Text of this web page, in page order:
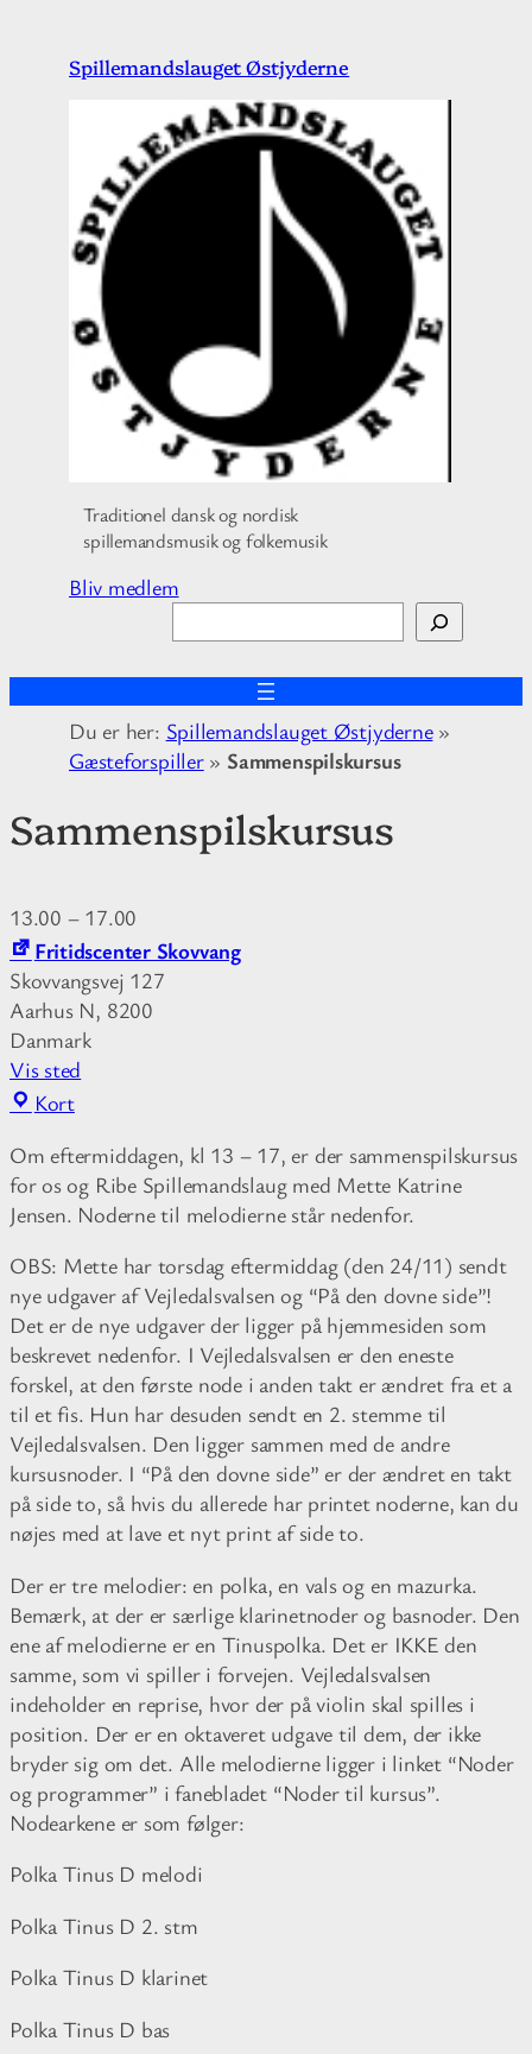
Spillemandslauget Østjyderne
Traditionel dansk og nordisk
spillemandsmusik og folkemusik
Bliv medlem
ø
g
Du er her: Spillemandslauget Østjyderne»
Gæsteforspiller» Sammenspilskursus
Sammenspilskursus
13.00 – 17.00
Fritidscenter Skovvang
Skovvangsvej 127
Aarhus N, 8200
Danmark
Vis sted
KortF
i
t
s
c
e
n
t
e
r
S
k
o
v
a
n
g
Om eftermiddagen, kl 13 – 17, er der sammenspilskursus
for os og Ribe Spillemandslaug med Mette Katrine
Jensen. Noderne til melodierne står nedenfor.
OBS: Mette har torsdag eftermiddag (den 24/11) sendt
nye udgaver af Vejledalsvalsen og “På den dovne side”!
Det er de nye udgaver der ligger på hjemmesiden som
beskrevet nedenfor. I Vejledalsvalsen er den eneste
forskel, at den første node i anden takt er ændret fra et a
til et fis. Hun har desuden sendt en 2. stemme til
Vejledalsvalsen. Den ligger sammen med de andre
kursusnoder. I “På den dovne side” er der ændret en takt
på side to, så hvis du allerede har printet noderne, kan du
nøjes med at lave et nyt print af side to.
Der er tre melodier: en polka, en vals og en mazurka.
Bemærk, at der er særlige klarinetnoder og basnoder. Den
ene af melodierne er en Tinuspolka. Det er IKKE den
samme, som vi spiller i forvejen. Vejledalsvalsen
indeholder en reprise, hvor der på violin skal spilles i
position. Der er en oktaveret udgave til dem, der ikke
bryder sig om det. Alle melodierne ligger i linket “Noder
og programmer” i fanebladet “Noder til kursus”.
Nodearkene er som følger:
Polka Tinus D melodi
Polka Tinus D 2. stm
Polka Tinus D klarinet
Polka Tinus D bas